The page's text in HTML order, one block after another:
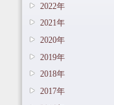
2022年
2021年
2020年
2019年
2018年
2017年